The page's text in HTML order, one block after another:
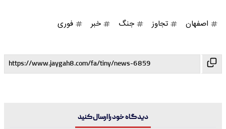
اصفهان تجاوز جنگ خبر فوری
دیدگاه خود را ارسال کنید